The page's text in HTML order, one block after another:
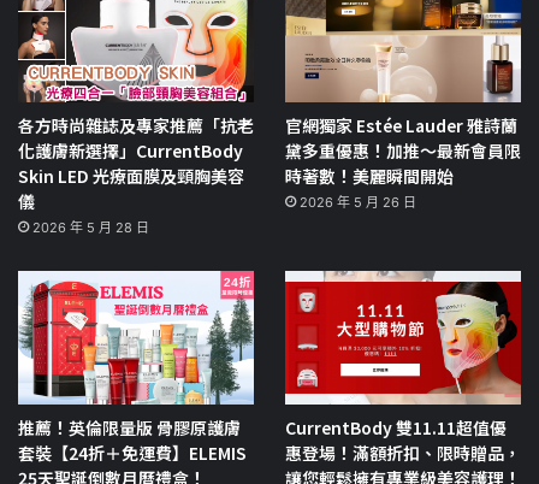
各方時尚雜誌及專家推薦「抗老
化護膚新選擇」CurrentBody
Skin LED 光療面膜及頸胸美容
儀
2026 年 5 月 28 日
官網獨家 Estée Lauder 雅詩蘭
黛多重優惠！加推～最新會員限
時著數！美麗瞬間開始
2026 年 5 月 26 日
推薦！英倫限量版 骨膠原護膚
套裝【24折＋免運費】ELEMIS
25天聖誕倒數月曆禮盒！
CurrentBody 雙11.11超值優
惠登場！滿額折扣、限時贈品，
讓您輕鬆擁有專業級美容護理！